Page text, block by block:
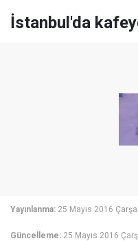
İstanbul'da
Yayınlanma: 25 Mayıs 2016
Güncelleme: 25 Mayıs 2016